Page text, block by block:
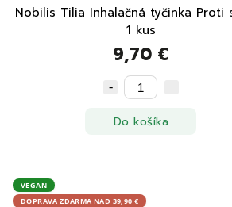
Nobilis Tilia Inhalačná tyčinka Proti
1 kus
9,70 €
Do košíka
VEGAN
DOPRAVA ZDARMA NAD 39,90 €